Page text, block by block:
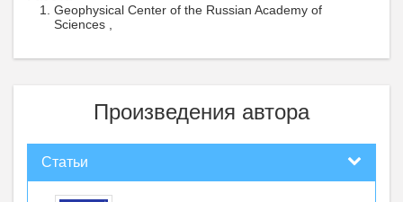
Geophysical Center of the Russian Academy of
Sciences ,
Произведения автора
Статьи